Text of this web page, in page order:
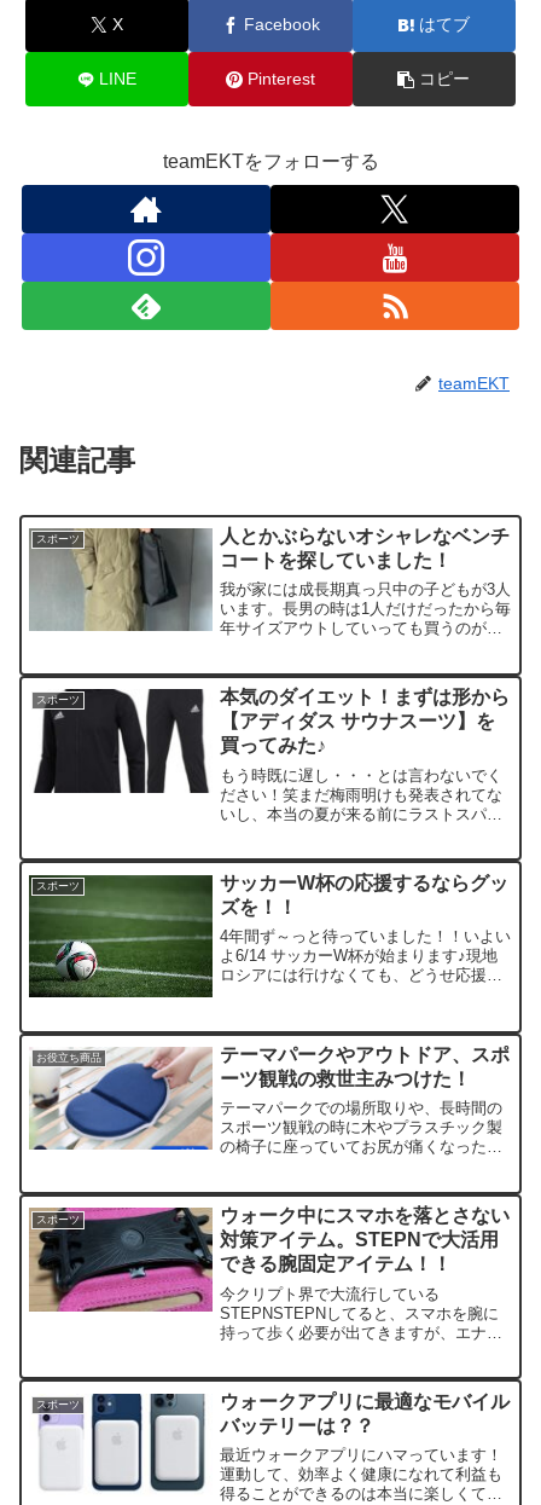
X Facebook はてブ
LINE Pinterest コピー
teamEKTをフォローする
teamEKT
関連記事
スポーツ
人とかぶらないオシャレなベンチ
コートを探していました！
我が家には成長期真っ只中の子どもが3人
います。長男の時は1人だけだったから毎
年サイズアウトしていっても買うのが一
コートなどお高めのものはかなり痛
い！！中3の双子の娘た...
スポーツ
本気のダイエット！まずは形から
【アディダス サウナスーツ】を
買ってみた♪
もう時既に遅し・・・とは言わないでく
ださい！笑まだ梅雨明けも発表されてな
いし、本当の夏が来る前にラストスパー
婦なので、ポテンシャルを上げる為にも
カッコいいサウナスーツを買...
スポーツ
サッカーW杯の応援するならグッ
ズを！！
4年間ず～っと待っていました！！いよい
よ6/14 サッカーW杯が始まります♪現地
ロシアには行けなくても、どうせ応援す
ク↓↓サッカー 日本代表 ホームレプリカ
ユニフォ...
お役立ち商品
テーマパークやアウトドア、スポ
ーツ観戦の救世主みつけた！
テーマパークでの場所取りや、長時間の
スポーツ観戦の時に木やプラスチック製
の椅子に座っていてお尻が痛くなった経
にお尻が痛くて痛くてたまらない経験を
しました。そこで活躍した...
スポーツ
ウォーク中にスマホを落とさない
対策アイテム。STEPNで大活用
できる腕固定アイテム！！
今クリプト界で大流行している
STEPNSTEPNしてると、スマホを腕に
持って歩く必要が出てきますが、エナジ
持って歩くのが辛いあとスマホを腕に持
って歩くと、ふとした瞬間に...
スポーツ
ウォークアプリに最適なモバイル
バッテリーは？？
最近ウォークアプリにハマっています！
運動して、効率よく健康になれて利益も
得ることができるのは本当に楽しくて、